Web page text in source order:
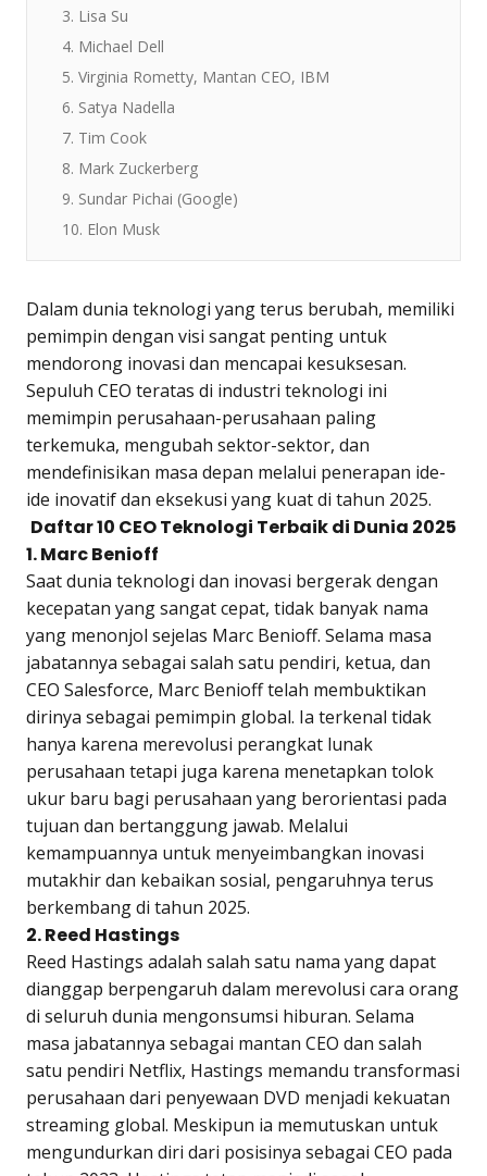
3. Lisa Su
4. Michael Dell
5. Virginia Rometty, Mantan CEO, IBM
6. Satya Nadella
7. Tim Cook
8. Mark Zuckerberg
9. Sundar Pichai (Google)
10. Elon Musk
Dalam dunia teknologi yang terus berubah, memiliki
pemimpin dengan visi sangat penting untuk
mendorong inovasi dan mencapai kesuksesan.
Sepuluh CEO teratas di industri teknologi ini
memimpin perusahaan-perusahaan paling
terkemuka, mengubah sektor-sektor, dan
mendefinisikan masa depan melalui penerapan ide-
ide inovatif dan eksekusi yang kuat di tahun 2025.
Daftar 10 CEO Teknologi Terbaik di Dunia 2025
1. Marc Benioff
Saat dunia teknologi dan inovasi bergerak dengan
kecepatan yang sangat cepat, tidak banyak nama
yang menonjol sejelas Marc Benioff. Selama masa
jabatannya sebagai salah satu pendiri, ketua, dan
CEO Salesforce, Marc Benioff telah membuktikan
dirinya sebagai pemimpin global. Ia terkenal tidak
hanya karena merevolusi perangkat lunak
perusahaan tetapi juga karena menetapkan tolok
ukur baru bagi perusahaan yang berorientasi pada
tujuan dan bertanggung jawab. Melalui
kemampuannya untuk menyeimbangkan inovasi
mutakhir dan kebaikan sosial, pengaruhnya terus
berkembang di tahun 2025.
2. Reed Hastings
Reed Hastings adalah salah satu nama yang dapat
dianggap berpengaruh dalam merevolusi cara orang
di seluruh dunia mengonsumsi hiburan. Selama
masa jabatannya sebagai mantan CEO dan salah
satu pendiri Netflix, Hastings memandu transformasi
perusahaan dari penyewaan DVD menjadi kekuatan
streaming global. Meskipun ia memutuskan untuk
mengundurkan diri dari posisinya sebagai CEO pada